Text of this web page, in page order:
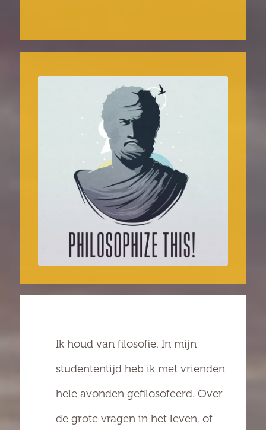
Ik houd van filosofie. In mijn
studententijd heb ik met vrienden
hele avonden gefilosofeerd. Over
de grote vragen in het leven, of